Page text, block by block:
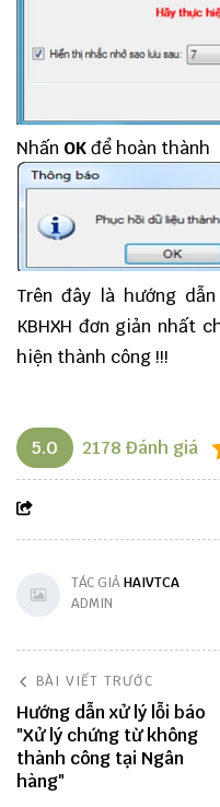
Nhấn OKđể hoàn thành
Trên đây là hướng
KBHXH đơn giản nhất
hiện thành công !!!
5.0 2178 Đánh giá
TÁC GIẢHAIVTCA
ADMIN
BÀI VIẾT TRƯỚC
Hướng dẫn xử lý lỗi báo
"Xử lý chứng từ không
thành công tại Ngân
hàng"